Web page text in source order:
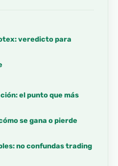
veredicto para
el punto que más
se gana o pierde
no confundas trading